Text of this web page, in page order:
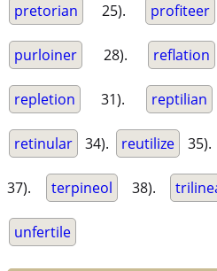
pretorian 25). profiteer
purloiner 28). reflation
repletion 31). reptilian
retinular 34). reutilize 35).
37). terpineol 38).
unfertile